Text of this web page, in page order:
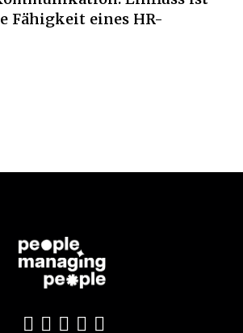
Fähigkeit eines HR-
Like us on Facebook
Follow us on Twitter
Follow us on
Add us on
Follow us on